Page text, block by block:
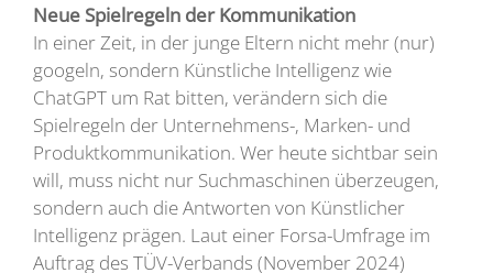
Neue Spielregeln der Kommunikation
In einer Zeit, in der junge Eltern nicht mehr (nur)
googeln, sondern Künstliche Intelligenz wie
ChatGPT um Rat bitten, verändern sich die
Spielregeln der Unternehmens-, Marken- und
Produktkommunikation. Wer heute sichtbar sein
will, muss nicht nur Suchmaschinen überzeugen,
sondern auch die Antworten von Künstlicher
Intelligenz prägen. Laut einer Forsa-Umfrage im
Auftrag des TÜV-Verbands (November 2024)